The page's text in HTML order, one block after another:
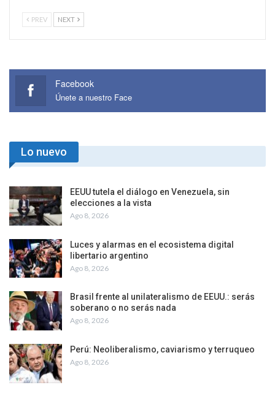
PREV NEXT
Facebook
Únete a nuestro Face
Lo nuevo
EEUU tutela el diálogo en Venezuela, sin
elecciones a la vista
Ago 8, 2026
Luces y alarmas en el ecosistema digital
libertario argentino
Ago 8, 2026
Brasil frente al unilateralismo de EEUU.: serás
soberano o no serás nada
Ago 8, 2026
Perú: Neoliberalismo, caviarismo y terruqueo
Ago 8, 2026